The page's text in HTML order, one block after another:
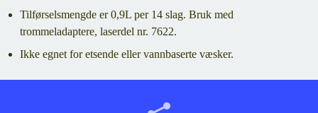
Tilførselsmengde er 0,9L per 14 slag. Bruk med
trommeladaptere, laserdel nr. 7622.
Ikke egnet for etsende eller vannbaserte væsker.